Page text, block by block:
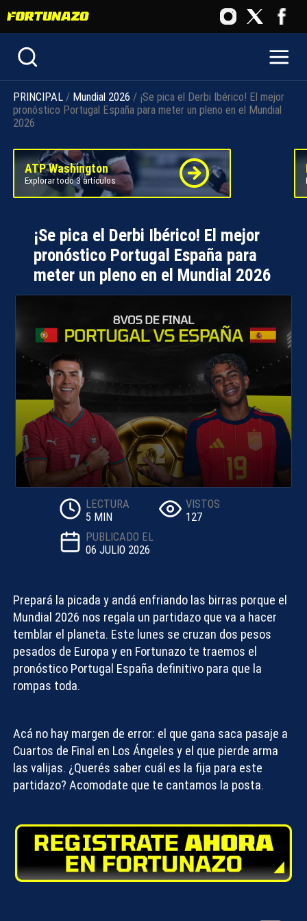
PRINCIPAL / Mundial 2026 / ¡Se pica el Derbi Ibérico! El mejor
pronóstico Portugal España para meter un pleno en el Mundial
2026
ATP Washington
Explorar todo 3 artículos
¡Se pica el Derbi Ibérico! El mejor
pronóstico Portugal España para
meter un pleno en el Mundial 2026
LECTURA
5 MIN
VISTOS
127
PUBLICADO EL
06 JULIO 2026
Prepará la picada y andá enfriando las birras porque el
Mundial 2026 nos regala un partidazo que va a hacer
temblar el planeta. Este lunes se cruzan dos pesos
pesados de Europa y en Fortunazo te traemos el
pronóstico Portugal España definitivo para que la
rompas toda.
Acá no hay margen de error: el que gana saca pasaje a
Cuartos de Final en Los Ángeles y el que pierde arma
las valijas. ¿Querés saber cuál es la fija para este
partidazo? Acomodate que te cantamos la posta.